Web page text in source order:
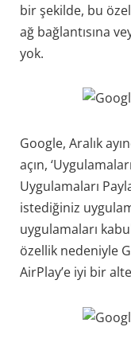
bir şekilde, bu
ağ bağlantısına
yok.
Google, Aralık
açın,
Uygulamaları
istediğiniz
uygulamaları
özellik nedeniyle
AirPlay’e iyi bir